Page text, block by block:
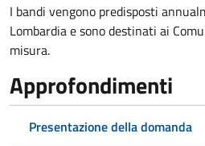
I bandi vengono predisposti
Lombardia e sono destinati ai
misura.
Approfondimenti
Presentazione della domanda